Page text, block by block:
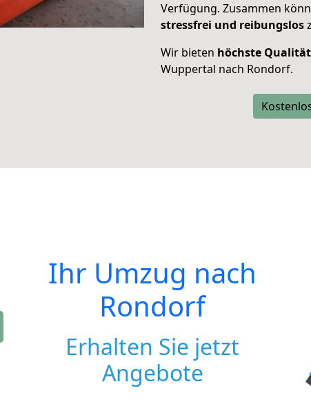
Verfügung. Zusammen
stressfrei und reibungslos
Wir bieten höchste Qualität
Wuppertal nach Rondorf.
Ihr Umzug nach
Rondorf
Erhalten Sie jetzt
Angebote